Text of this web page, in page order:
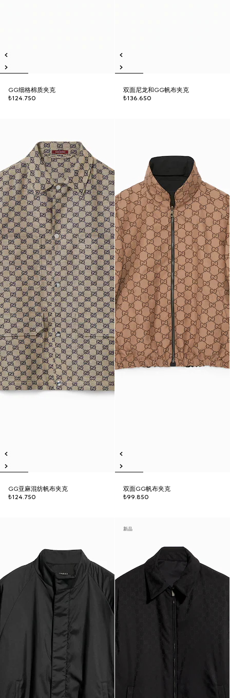
GG细格棉质夹克
₺124.750
双面尼龙和GG帆布夹克
₺136.650
GG亚麻混纺帆布夹克
₺124.750
双面GG帆布夹克
₺99.850
新品